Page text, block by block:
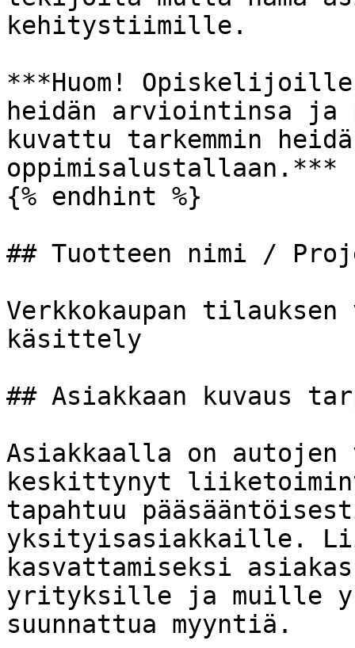
kehitystiimille.
***Huom!
heidän arviointinsa ja
kuvattu tarkemmin
oppimisalustallaan.***
{% endhint %}
## Tuotteen nimi /
Verkkokaupan
käsittely
## Asiakkaan kuvaus
Asiakkaalla on autojen
keskittynyt
tapahtuu
yksityisasiakkaille.
kasvattamiseksi
yrityksille ja muille
suunnattua myyntiä.